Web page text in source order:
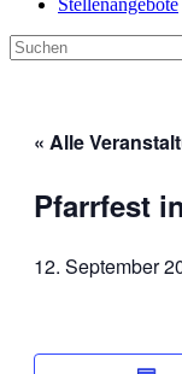
Stellenangebote
« Alle
Pfarrfest
12. September